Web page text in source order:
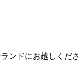
ンドにお越しくださ